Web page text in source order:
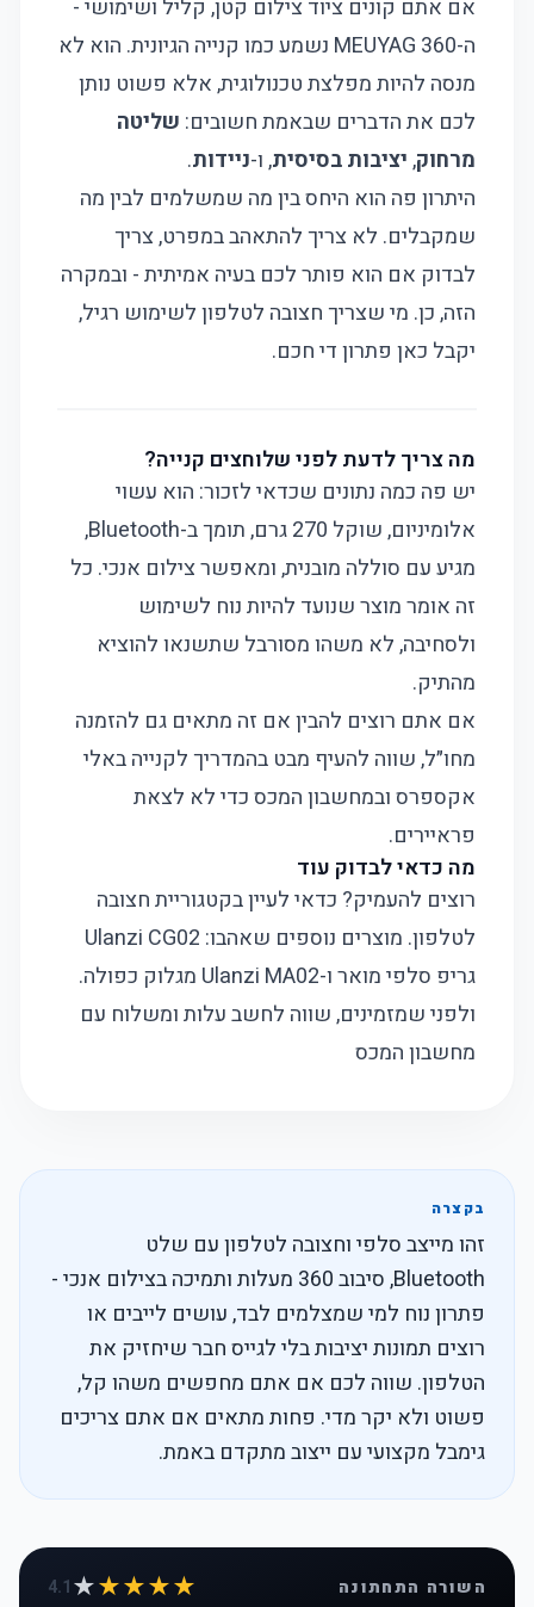
אם אתם קונים ציוד צילום קטן, קליל ושימושי -
ה-MEUYAG 360 נשמע כמו קנייה הגיונית. הוא לא
מנסה להיות מפלצת טכנולוגית, אלא פשוט נותן
לכם את הדברים שבאמת חשובים: שליטה
מרחוק,יציבות בסיסית, ו-ניידות.
היתרון פה הוא היחס בין מה שמשלמים לבין מה
שמקבלים. לא צריך להתאהב במפרט, צריך
לבדוק אם הוא פותר לכם בעיה אמיתית - ובמקרה
הזה, כן. מי שצריך חצובה לטלפון לשימוש רגיל,
יקבל כאן פתרון די חכם.
מה צריך לדעת לפני שלוחצים קנייה?
יש פה כמה נתונים שכדאי לזכור: הוא עשוי
אלומיניום, שוקל 270 גרם, תומך ב-Bluetooth,
מגיע עם סוללה מובנית, ומאפשר צילום אנכי. כל
זה אומר מוצר שנועד להיות נוח לשימוש
ולסחיבה, לא משהו מסורבל שתשנאו להוציא
מהתיק.
אם אתם רוצים להבין אם זה מתאים גם להזמנה
מחו״ל, שווה להעיף מבט בהמדריך לקנייה באלי
אקספרסובמחשבון המכסכדי לא לצאת
פראיירים.
מה כדאי לבדוק עוד
רוצים להעמיק? כדאי לעיין בקטגורייתחצובה
לטלפון. מוצרים נוספים שאהבו: Ulanzi CG02
גריפ סלפי מוארו-Ulanzi MA02 מגלוק כפולה
.
ולפני שמזמינים, שווה לחשב עלות ומשלוח עם
מחשבון המכס
בקצרה
זהו מייצב סלפי וחצובה לטלפון עם שלט
Bluetooth, סיבוב 360 מעלות ותמיכה בצילום אנכי -
פתרון נוח למי שמצלמים לבד, עושים לייבים או
רוצים תמונות יציבות בלי לגייס חבר שיחזיק את
הטלפון. שווה לכם אם אתם מחפשים משהו קל,
פשוט ולא יקר מדי. פחות מתאים אם אתם צריכים
גימבל מקצועי עם ייצוב מתקדם באמת.
השורה התחתונה ★★★★
★
4.1